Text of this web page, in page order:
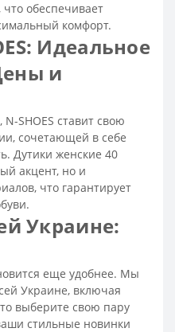
подошве
со скидкой
кожаные недорого
сапожки осень
каблуке
женские
каблука
обеспечивает
комфорт.
Идеальное
и
SHOES ставит свою
сочетающей в себе
Дутики женские 40
акцент, но и
что гарантирует
Украине:
еще удобнее. Мы
Украине, включая
выберите свою пару
стильные новинки